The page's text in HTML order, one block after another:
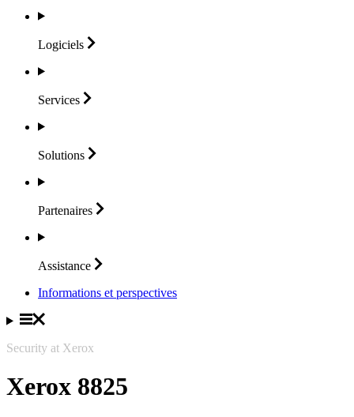
Logiciels
Services
Solutions
Partenaires
Assistance
Informations et perspectives
Security at Xerox
Xerox 8825